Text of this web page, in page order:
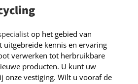
op het gebied van
uitgebreide kennis en ervaring
verwerken tot herbruikbare
producten. U kunt uw
onze vestiging. Wilt u vooraf de